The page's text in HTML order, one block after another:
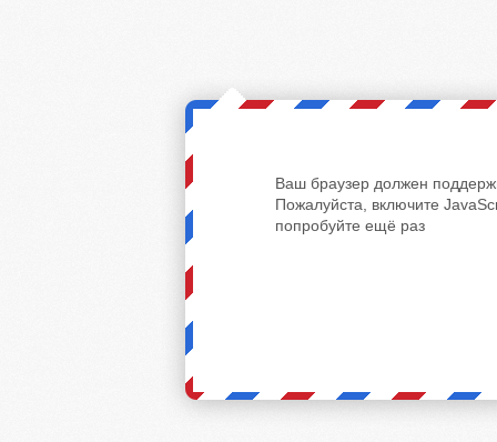
Ваш браузер должен
Пожалуйста, включите
попробуйте ещё раз